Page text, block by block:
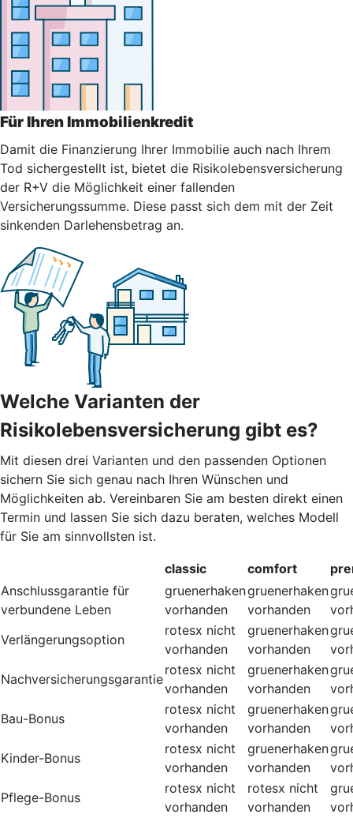
Für Ihren Immobilienkredit
Damit die Finanzierung Ihrer Immobilie auch nach Ihrem
Tod sichergestellt ist, bietet die Risikolebensversicherung
der R+V die Möglichkeit einer fallenden
Versicherungssumme. Diese passt sich dem mit der Zeit
sinkenden Darlehensbetrag an.
Welche Varianten der
Risikolebensversicherung gibt es?
Mit diesen drei Varianten und den passenden Optionen
sichern Sie sich genau nach Ihren Wünschen und
Möglichkeiten ab. Vereinbaren Sie am besten direkt einen
Termin und lassen Sie sich dazu beraten, welches Modell
für Sie am sinnvollsten ist.
classic comfort
Anschlussgarantie für
verbundene Leben
gruenerhaken
vorhanden
gruenerhaken
vorhanden
Verlängerungsoption
rotesx nicht
vorhanden
gruenerhaken
vorhanden
Nachversicherungsgarantie
rotesx nicht
vorhanden
gruenerhaken
vorhanden
Bau-Bonus
rotesx nicht
vorhanden
gruenerhaken
vorhanden
Kinder-Bonus
rotesx nicht
vorhanden
gruenerhaken
vorhanden
Pflege-Bonus
rotesx nicht
vorhanden
rotesx nicht
vorhanden